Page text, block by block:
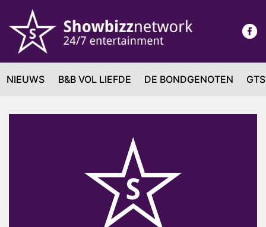
NIEUWS B&B VOL LIEFDE DE BONDGENOTEN